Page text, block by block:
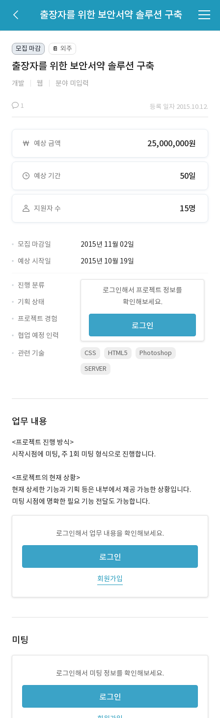
출장자를 위한 보안서약 솔루션 구축
모집 마감 📔 외주
출장자를 위한 보안서약 솔루션 구축
개발 웹 분야 미입력
1 등록 일자 2015.10.12.
예상 금액 25,000,000원
예상 기간 50일
지원자 수 15명
모집 마감일
2015년 11월 02일
예상 시작일
2015년 10월 19일
로그인해서 프로젝트 정보를
확인해보세요.
로그인
진행 분류
기획 상태
프로젝트 경험
협업 예정 인력
관련 기술
CSS HTML5
Photoshop
SERVER
업무 내용
<프로젝트 진행 방식>
시작시점에 미팅, 주 1회 미팅 형식으로 진행합니다.
<프로젝트의 현재 상황>
현재 상세한 기능과 기획 등은 내부에서 제공 가능한 상황입니다.
미팅 시점에 명확한 필요 기능 전달도 가능합니다.
로그인해서 업무 내용을 확인해보세요.
로그인
회원가입
미팅
로그인해서 미팅 정보를 확인해보세요.
로그인